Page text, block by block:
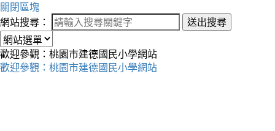
關閉區塊
網站搜尋：
送出搜尋
歡迎參觀：桃園市建德國民小學網站
歡迎參觀：桃園市建德國民小學網站